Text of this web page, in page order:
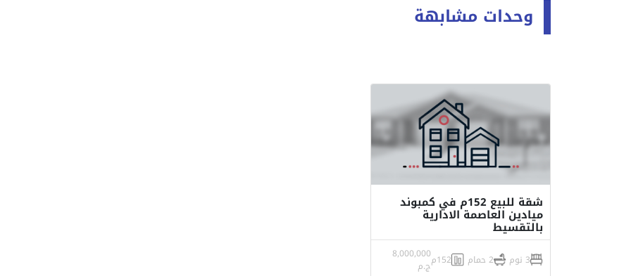
وحدات مشابهة
شقة للبيع 152م في كمبوند
ميادين العاصمة الادارية
بالتقسيط
3 نوم 2 حمام 152م 8,000,000
ج.م